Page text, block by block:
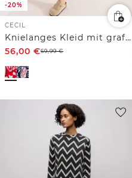
-20%
CECIL
Knielanges Kleid mit grafischem Muster
56,00 €69,99€